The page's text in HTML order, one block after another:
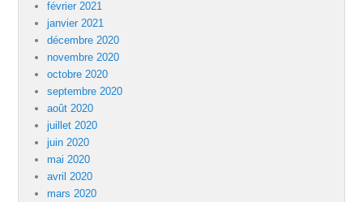
février 2021
janvier 2021
décembre 2020
novembre 2020
octobre 2020
septembre 2020
août 2020
juillet 2020
juin 2020
mai 2020
avril 2020
mars 2020